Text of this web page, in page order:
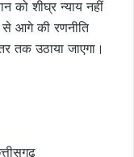
को शीघ्र न्याय नहीं
से आगे की रणनीति
तक उठाया जाएगा।